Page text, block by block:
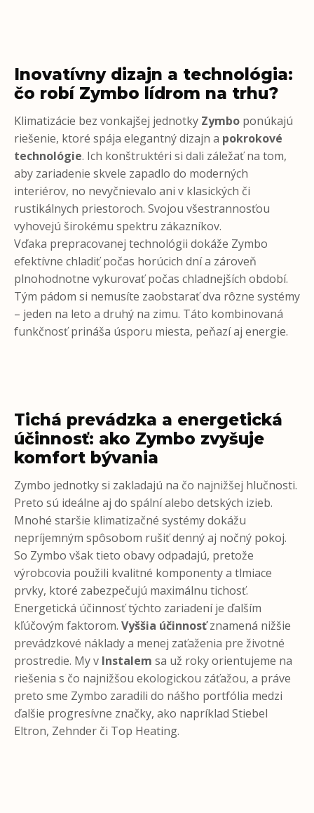
Inovatívny dizajn a technológia:
čo robí Zymbo lídrom na trhu?
Klimatizácie bez vonkajšej jednotky Zymbo ponúkajú
riešenie, ktoré spája elegantný dizajn a pokrokové
technológie. Ich konštruktéri si dali záležať na tom,
aby zariadenie skvele zapadlo do moderných
interiérov, no nevyčnievalo ani v klasických či
rustikálnych priestoroch. Svojou všestrannosťou
vyhovejú širokému spektru zákazníkov.
Vďaka prepracovanej technológii dokáže Zymbo
efektívne chladiť počas horúcich dní a zároveň
plnohodnotne vykurovať počas chladnejších období.
Tým pádom si nemusíte zaobstarať dva rôzne systémy
– jeden na leto a druhý na zimu. Táto kombinovaná
funkčnosť prináša úsporu miesta, peňazí aj energie.
Tichá prevádzka a energetická
účinnosť: ako Zymbo zvyšuje
komfort bývania
Zymbo jednotky si zakladajú na čo najnižšej hlučnosti.
Preto sú ideálne aj do spální alebo detských izieb.
Mnohé staršie klimatizačné systémy dokážu
nepríjemným spôsobom rušiť denný aj nočný pokoj.
So Zymbo však tieto obavy odpadajú, pretože
výrobcovia použili kvalitné komponenty a tlmiace
prvky, ktoré zabezpečujú maximálnu tichosť.
Energetická účinnosť týchto zariadení je ďalším
kľúčovým faktorom. Vyššia účinnosťznamená nižšie
prevádzkové náklady a menej zaťaženia pre životné
prostredie. My v Instalem sa už roky orientujeme na
riešenia s čo najnižšou ekologickou záťažou, a práve
preto sme Zymbo zaradili do nášho portfólia medzi
ďalšie progresívne značky, ako napríklad Stiebel
Eltron, Zehnder či Top Heating.